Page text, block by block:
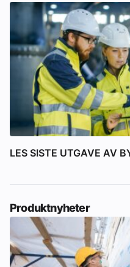
LES SISTE UTGAVE AV
Produktnyheter